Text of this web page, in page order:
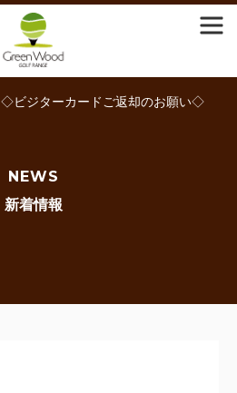
◇ビジターカードご返却のお願い◇
NEWS
新着情報